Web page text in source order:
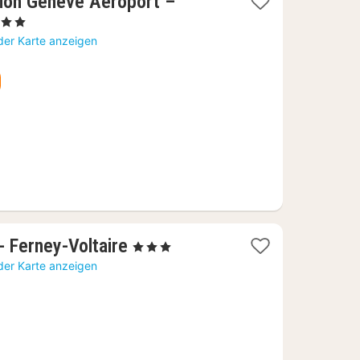
Karte anzeigen
Ferney-Voltaire 1
, 3 Sterne
Karte anzeigen